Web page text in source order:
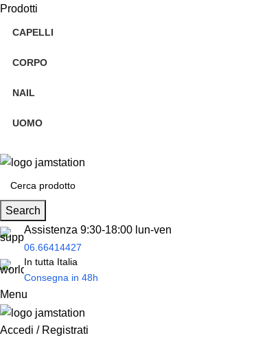
Prodotti
CAPELLI
CORPO
NAIL
UOMO
Search
Assistenza 9:30-18:00 lun-ven
06.66414427
In tutta Italia
Consegna in 48h
Menu
Accedi / Registrati